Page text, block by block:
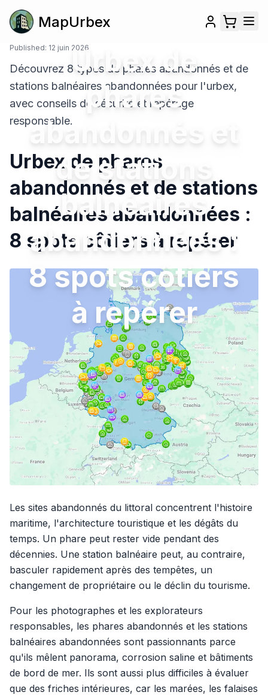
MapUrbex
Urbex de
phares
abandonnés et
de stations
balnéaires
abandonnées :
8 spots côtiers
à repérer
Published: 12 juin 2026
Découvrez 8 types de phares abandonnés et de
stations balnéaires abandonnées pour l'urbex,
avec conseils de sécurité et repérage
responsable.
Urbex de phares
abandonnés et de stations
balnéaires abandonnées :
8 spots côtiers à repérer
Les sites abandonnés du littoral concentrent l'histoire
maritime, l'architecture touristique et les dégâts du
temps. Un phare peut rester vide pendant des
décennies. Une station balnéaire peut, au contraire,
basculer rapidement après des tempêtes, un
changement de propriétaire ou le déclin du tourisme.
Pour les photographes et les explorateurs
responsables, les phares abandonnés et les stations
balnéaires abandonnées sont passionnants parce
qu'ils mêlent panorama, corrosion saline et bâtiments
de bord de mer. Ils sont aussi plus difficiles à évaluer
que des friches intérieures, car les marées, les falaises